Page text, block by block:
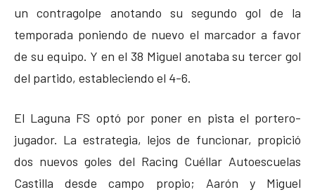
un contragolpe anotando su segundo gol de la
temporada poniendo de nuevo el marcador a favor
de su equipo. Y en el 38 Miguel anotaba su tercer gol
del partido, estableciendo el 4-6.
El Laguna FS optó por poner en pista el portero-
jugador. La estrategia, lejos de funcionar, propició
dos nuevos goles del Racing Cuéllar Autoescuelas
Castilla desde campo propio; Aarón y Miguel